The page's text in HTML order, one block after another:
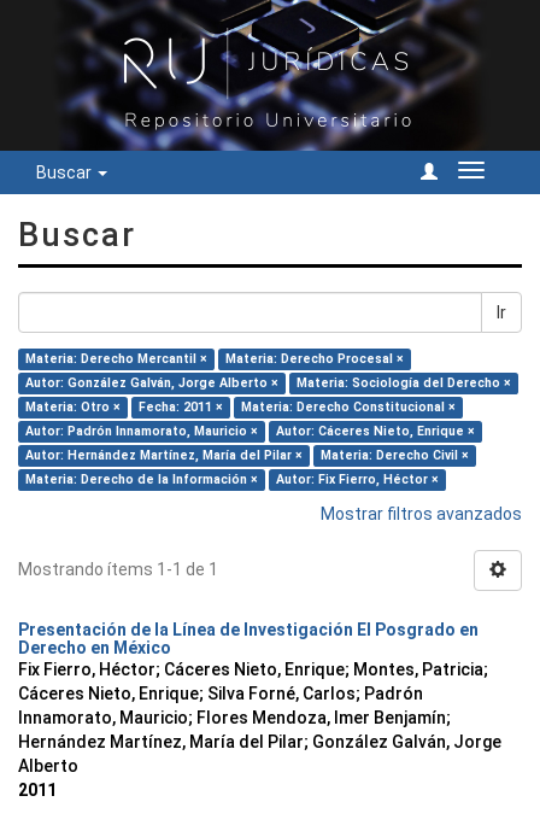
Buscar
Cambiar
Buscar
Ir
Materia: Derecho Mercantil ×
Materia: Derecho Procesal ×
Autor: González Galván, Jorge Alberto ×
Materia: Sociología del Derecho ×
Materia: Otro ×
Fecha: 2011 ×
Materia: Derecho Constitucional ×
Autor: Padrón Innamorato, Mauricio ×
Autor: Cáceres Nieto, Enrique ×
Autor: Hernández Martínez, María del Pilar ×
Materia: Derecho Civil ×
Materia: Derecho de la Información ×
Autor: Fix Fierro, Héctor ×
Mostrar filtros avanzados
Mostrando ítems 1-1 de 1
Presentación de la Línea de Investigación El Posgrado en
Derecho en México
Fix Fierro, Héctor; Cáceres Nieto, Enrique; Montes, Patricia;
Cáceres Nieto, Enrique; Silva Forné, Carlos; Padrón
Innamorato, Mauricio; Flores Mendoza, Imer Benjamín;
Hernández Martínez, María del Pilar; González Galván, Jorge
Alberto
2011